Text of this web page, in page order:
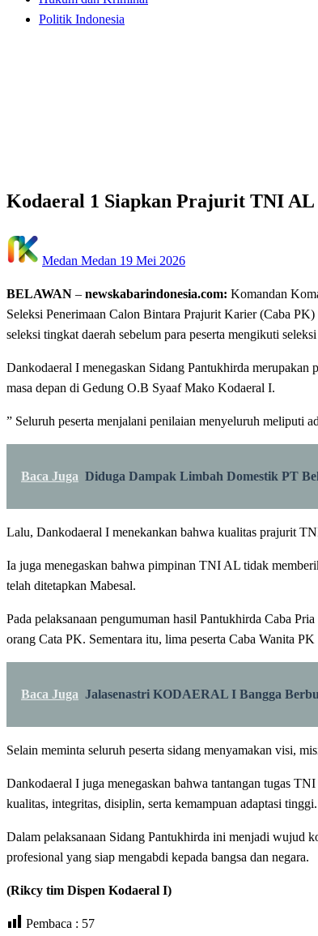
Politik Indonesia
Kodaeral 1 Siapkan Prajurit TNI
Medan Medan on
19 Mei 2026
BELAWAN – newskabarindonesia.com: Komandan
Seleksi Penerimaan Calon Bintara Prajurit Karier (Caba
seleksi tingkat daerah sebelum para peserta mengikuti
‎Dankodaeral I menegaskan Sidang Pantukhirda
masa depan di Gedung O.B Syaaf Mako Kodaeral I.
‎” Seluruh peserta menjalani penilaian menyeluruh meliputi
Baca Juga Diduga Dampak Limbah Domestik PT
‎Lalu, Dankodaeral I menekankan bahwa kualitas prajurit
Ia juga menegaskan bahwa pimpinan TNI AL tidak
telah ditetapkan Mabesal.
Pada pelaksanaan pengumuman hasil Pantukhirda Caba
orang Cata PK. Sementara itu, lima peserta Caba Wanita
Baca Juga Jalasenastri KODAERAL I Bangga
‎Selain meminta seluruh peserta sidang menyamakan visi,
‎Dankodaeral I juga menegaskan bahwa tantangan tugas
kualitas, integritas, disiplin, serta kemampuan adaptasi
‎Dalam pelaksanaan Sidang Pantukhirda ini menjadi wujud
profesional yang siap mengabdi kepada bangsa dan negara.
(Rikcy tim Dispen Kodaeral I)
Pembaca : 57